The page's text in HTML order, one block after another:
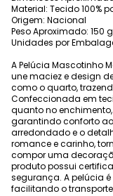
Material: Tecido 100%
Origem: Nacional
Peso Aproximado: 150 g
Unidades por
A Pelúcia Mascotinho
une maciez e design
como o quarto,
Confeccionada em
quanto no
garantindo conforto
arredondado e o
romance e carinho,
compor uma
produto possui
segurança. A pelúcia
facilitando o